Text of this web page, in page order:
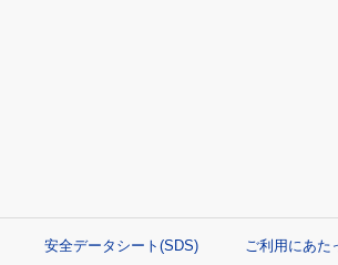
安全データシート(SDS) ご利用にあた